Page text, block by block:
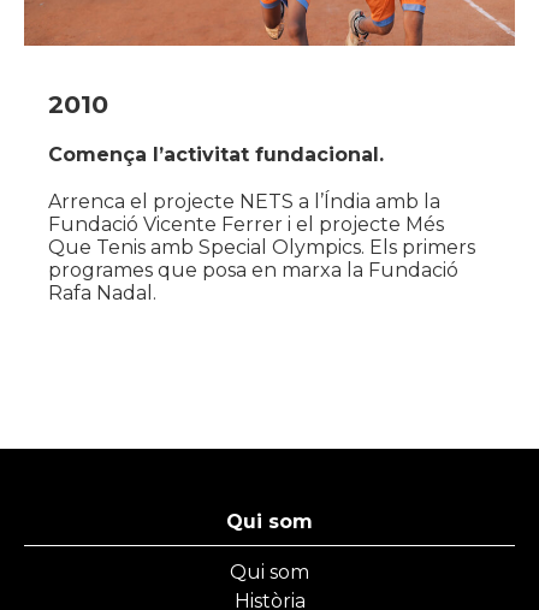
2010
Comença l’activitat fundacional.
Arrenca el projecte NETS a l’Índia amb la
Fundació Vicente Ferrer i el projecte Més
Que Tenis amb Special Olympics. Els primers
programes que posa en marxa la Fundació
Rafa Nadal.
Qui som
Qui som
Història